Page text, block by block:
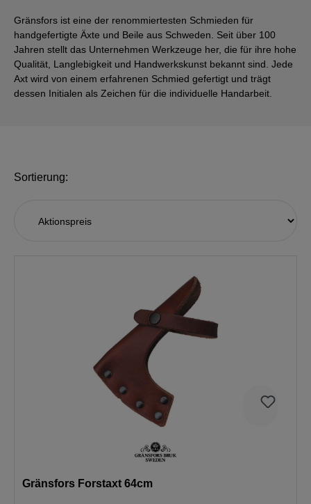
Gränsfors ist eine der renommiertesten Schmieden für
handgefertigte Äxte und Beile aus Schweden. Seit über 100
Jahren stellt das Unternehmen Werkzeuge her, die für ihre hohe
Qualität, Langlebigkeit und Handwerkskunst bekannt sind. Jede
Axt wird von einem erfahrenen Schmied gefertigt und trägt
dessen Initialen als Zeichen für die individuelle Handarbeit.
Sortierung:
Gränsfors Forstaxt 64cm